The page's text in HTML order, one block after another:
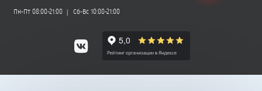
Пн-Пт 08:00-21:00 Сб-Вс 10:00-21:00